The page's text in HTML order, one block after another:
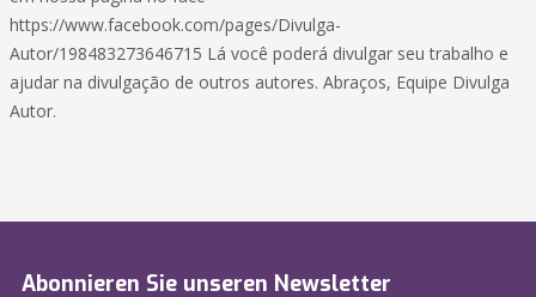
https://www.facebook.com/pages/Divulga-
Autor/198483273646715 Lá você poderá divulgar seu trabalho e
ajudar na divulgação de outros autores. Abraços, Equipe Divulga
Autor.
Abonnieren Sie unseren Newsletter